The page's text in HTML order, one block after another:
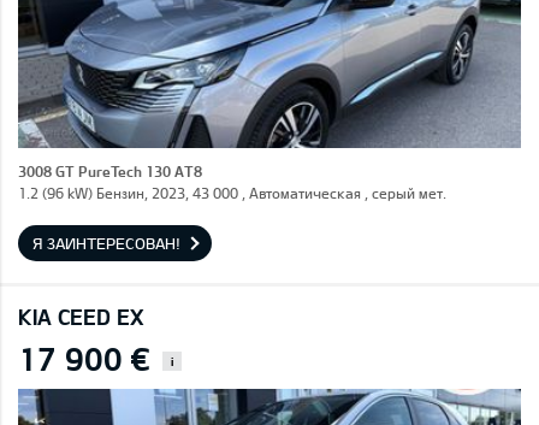
3008 GT PureTech 130 AT8
1.2 (96 kW) Бензин, 2023, 43 000 , Автоматическая , серый мет.
Я ЗАИНТЕРЕСОВАН!
KIA CEED EX
17 900 € i